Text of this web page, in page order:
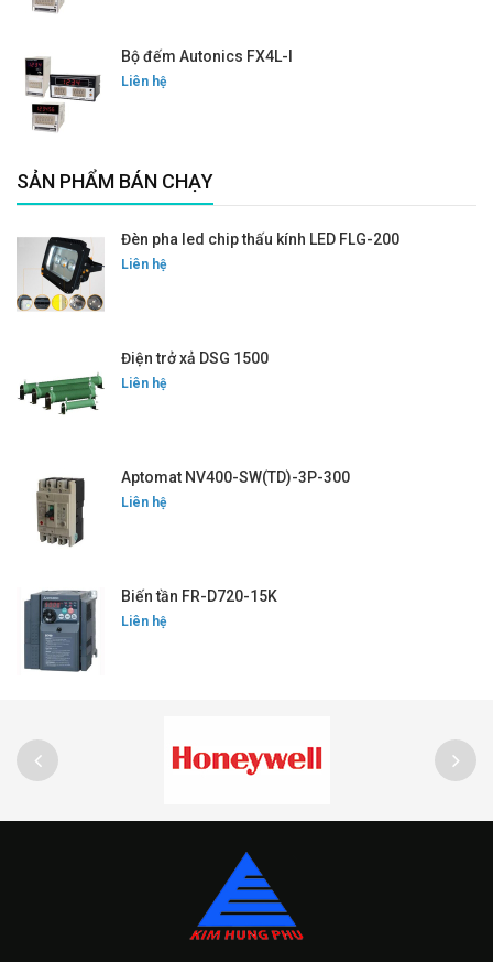
Bộ đếm Autonics FX4L-I
Liên hệ
SẢN PHẨM BÁN CHẠY
Đèn pha led chip thấu kính LED FLG-200
Liên hệ
Điện trở xả DSG 1500
Liên hệ
Aptomat NV400-SW(TD)-3P-300
Liên hệ
Biến tần FR-D720-15K
Liên hệ